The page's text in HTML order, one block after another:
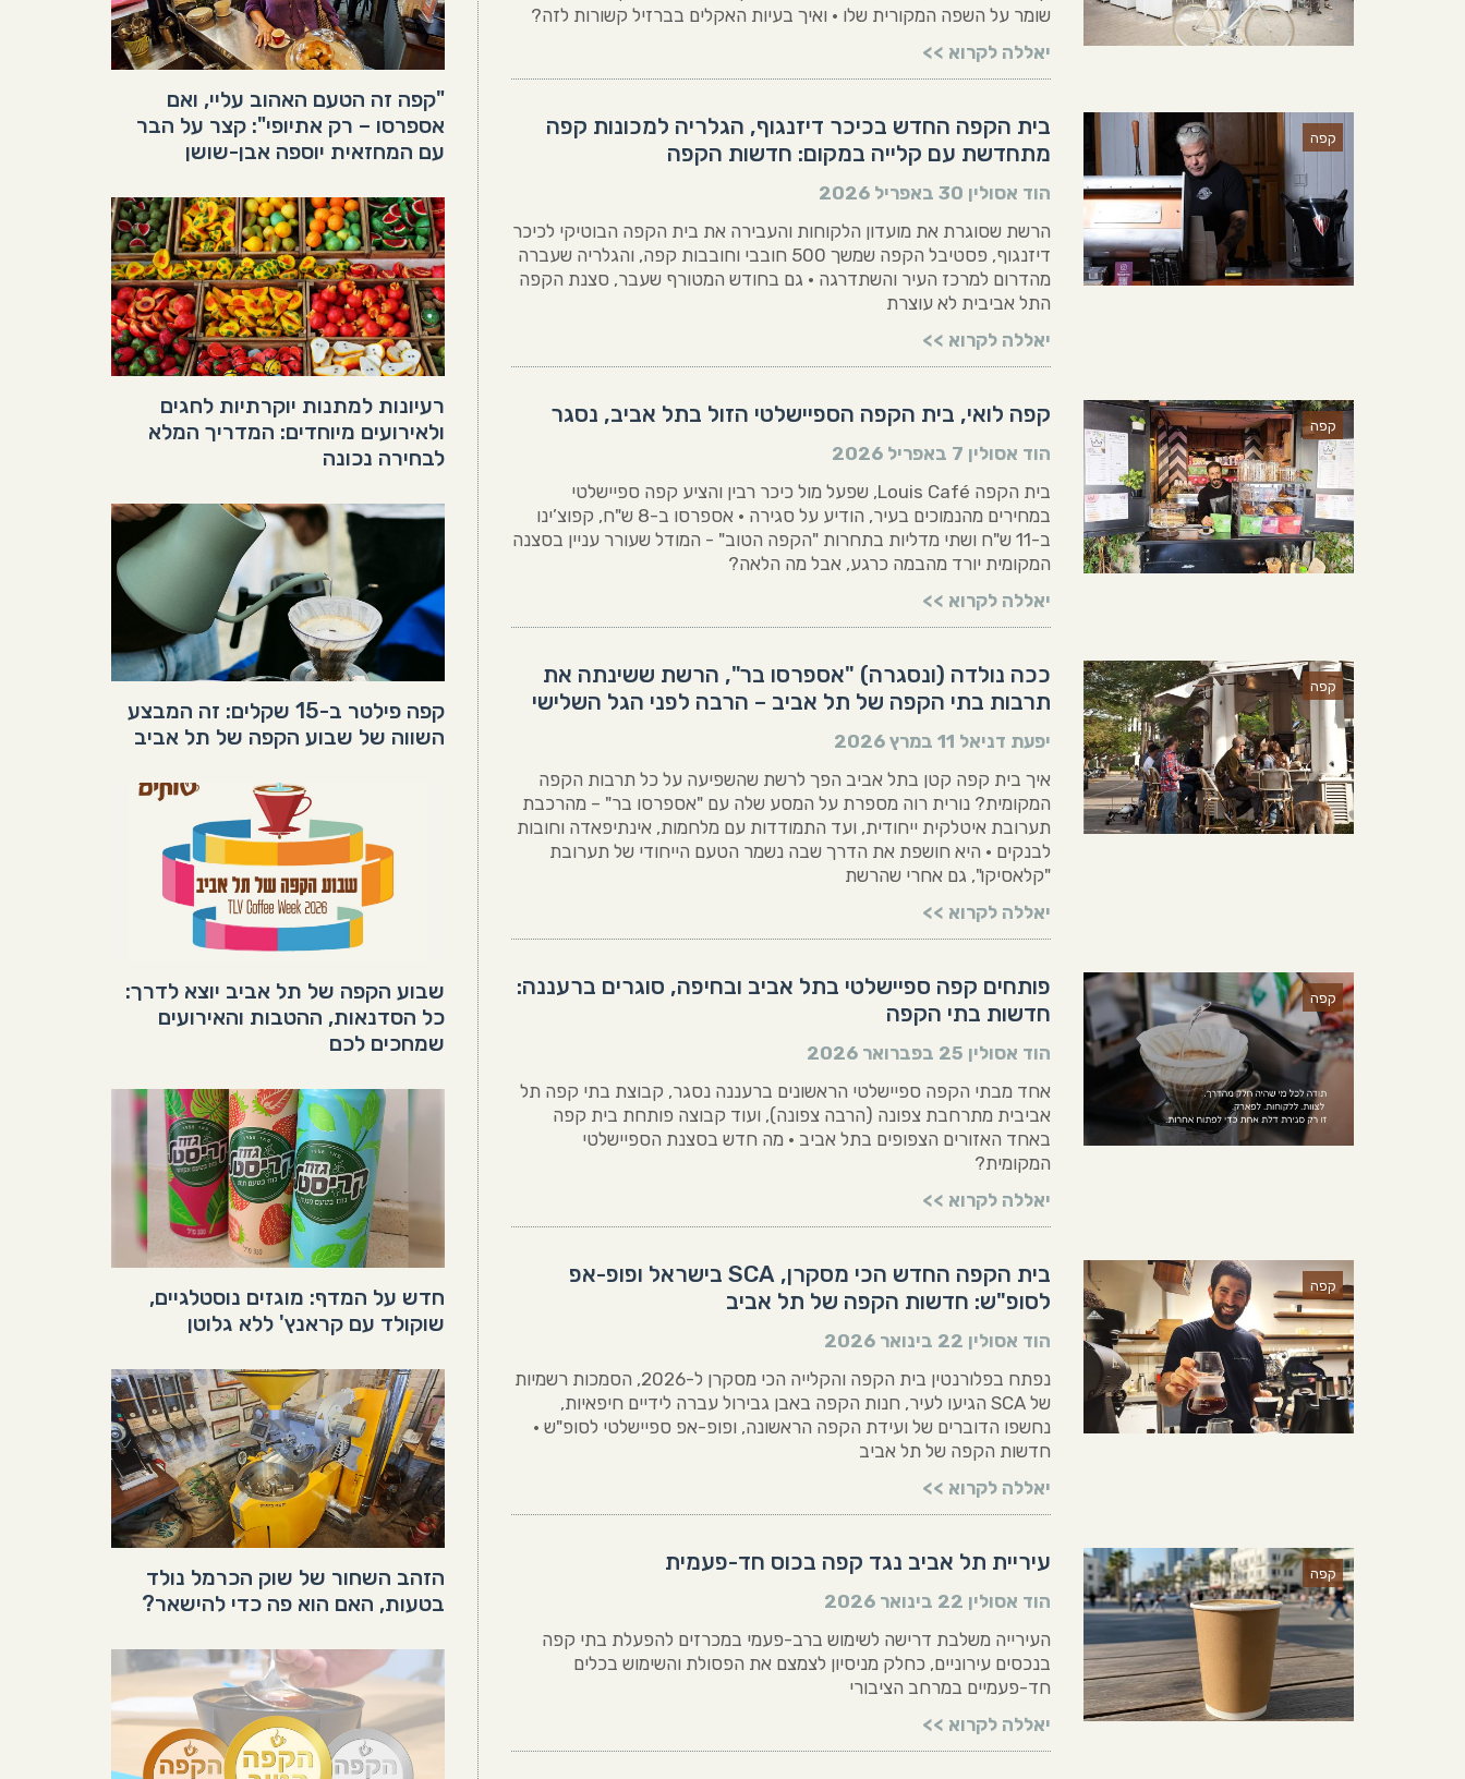
שומר על השפה המקורית שלו • ואיך בעיות האקלים בברזיל קשורות לזה?
יאללה לקרוא >>
קפה
בית הקפה החדש בכיכר דיזנגוף, הגלריה למכונות קפה
מתחדשת עם קלייה במקום: חדשות הקפה
הוד אסולין 30 באפריל 2026
הרשת שסוגרת את מועדון הלקוחות והעבירה את בית הקפה הבוטיקי לכיכר
דיזנגוף, פסטיבל הקפה שמשך 500 חובבי וחובבות קפה, והגלריה שעברה
מהדרום למרכז העיר והשתדרגה • גם בחודש המטורף שעבר, סצנת הקפה
התל אביבית לא עוצרת
יאללה לקרוא >>
קפה קפה לואי, בית הקפה הספיישלטי הזול בתל אביב, נסגר
הוד אסולין 7 באפריל 2026
בית הקפה Louis Café, שפעל מול כיכר רבין והציע קפה ספיישלטי
במחירים מהנמוכים בעיר, הודיע על סגירה • אספרסו ב-8 ש"ח, קפוצ’ינו
ב-11 ש"ח ושתי מדליות בתחרות "הקפה הטוב" - המודל שעורר עניין בסצנה
המקומית יורד מהבמה כרגע, אבל מה הלאה?
יאללה לקרוא >>
קפה
ככה נולדה (ונסגרה) "אספרסו בר", הרשת ששינתה את
תרבות בתי הקפה של תל אביב – הרבה לפני הגל השלישי
יפעת דניאל 11 במרץ 2026
איך בית קפה קטן בתל אביב הפך לרשת שהשפיעה על כל תרבות הקפה
המקומית? נורית רוה מספרת על המסע שלה עם "אספרסו בר" – מהרכבת
תערובת איטלקית ייחודית, ועד התמודדות עם מלחמות, אינתיפאדה וחובות
לבנקים • היא חושפת את הדרך שבה נשמר הטעם הייחודי של תערובת
"קלאסיקו", גם אחרי שהרשת
יאללה לקרוא >>
קפה
פותחים קפה ספיישלטי בתל אביב ובחיפה, סוגרים ברעננה:
חדשות בתי הקפה
הוד אסולין 25 בפברואר 2026
אחד מבתי הקפה ספיישלטי הראשונים ברעננה נסגר, קבוצת בתי קפה תל
אביבית מתרחבת צפונה (הרבה צפונה), ועוד קבוצה פותחת בית קפה
באחד האזורים הצפופים בתל אביב • מה חדש בסצנת הספיישלטי
המקומית?
יאללה לקרוא >>
קפה
בית הקפה החדש הכי מסקרן, SCA בישראל ופופ-אפ
לסופ"ש: חדשות הקפה של תל אביב
הוד אסולין 22 בינואר 2026
נפתח בפלורנטין בית הקפה והקלייה הכי מסקרן ל-2026, הסמכות רשמיות
של SCA הגיעו לעיר, חנות הקפה באבן גבירול עברה לידיים חיפאיות,
נחשפו הדוברים של ועידת הקפה הראשונה, ופופ-אפ ספיישלטי לסופ"ש •
חדשות הקפה של תל אביב
יאללה לקרוא >>
קפה עיריית תל אביב נגד קפה בכוס חד-פעמית
הוד אסולין 22 בינואר 2026
העירייה משלבת דרישה לשימוש ברב-פעמי במכרזים להפעלת בתי קפה
בנכסים עירוניים, כחלק מניסיון לצמצם את הפסולת והשימוש בכלים
חד-פעמיים במרחב הציבורי
יאללה לקרוא >>
"קפה זה הטעם האהוב עליי, ואם
אספרסו – רק אתיופי": קצר על הבר
עם המחזאית יוספה אבן-שושן
רעיונות למתנות יוקרתיות לחגים
ולאירועים מיוחדים: המדריך המלא
לבחירה נכונה
קפה פילטר ב-15 שקלים: זה המבצע
השווה של שבוע הקפה של תל אביב
שבוע הקפה של תל אביב יוצא לדרך:
כל הסדנאות, ההטבות והאירועים
שמחכים לכם
חדש על המדף: מוגזים נוסטלגיים,
שוקולד עם קראנץ' ללא גלוטן
הזהב השחור של שוק הכרמל נולד
בטעות, האם הוא פה כדי להישאר?